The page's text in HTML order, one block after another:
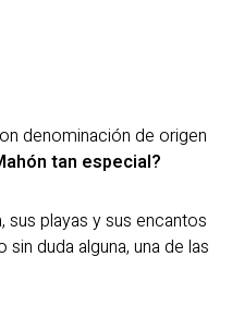
denominación de origen
tan especial?
playas y sus encantos
duda alguna, una de las